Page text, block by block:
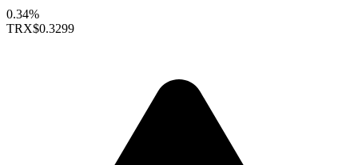
0.34%
TRX$0.3299